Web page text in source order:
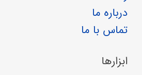
درباره ما
تماس با ما
ابزارها